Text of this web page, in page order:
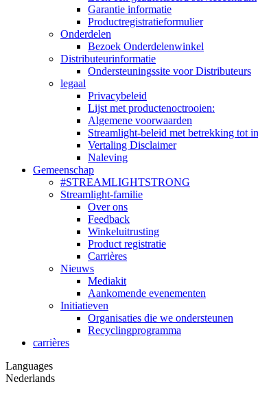
Garantie informatie
Productregistratieformulier
Onderdelen
Bezoek Onderdelenwinkel
Distributeurinformatie
Ondersteuningssite voor Distributeurs
legaal
Privacybeleid
Lijst met productenoctrooien:
Algemene voorwaarden
Streamlight-beleid met betrekking tot
Vertaling Disclaimer
Naleving
Gemeenschap
#STREAMLIGHTSTRONG
Streamlight-familie
Over ons
Feedback
Winkeluitrusting
Product registratie
Carrières
Nieuws
Mediakit
Aankomende evenementen
Initiatieven
Organisaties die we ondersteunen
Recyclingprogramma
carrières
Languages
Nederlands